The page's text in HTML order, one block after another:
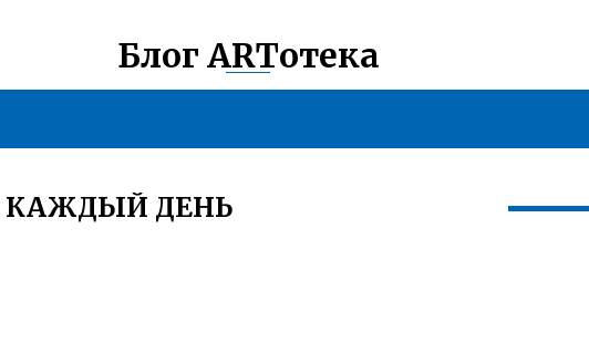
Блог ARTотека
КАЖДЫЙ ДЕНЬ